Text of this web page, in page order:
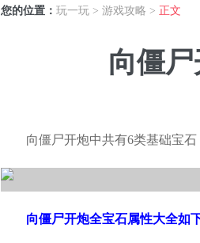
您的位置： 玩一玩 > 游戏攻略 > 正文
向僵
向僵尸开炮中共有6类基础宝
向僵尸开炮全宝石属性大全如